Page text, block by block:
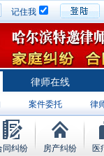
记住我
律师在线
案件委托 律
同纠纷 房产纠纷 医